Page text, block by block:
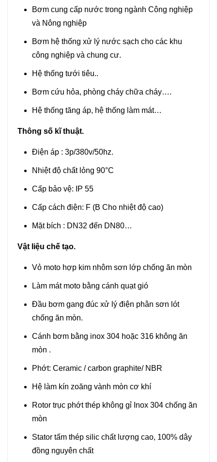
Bơm cung cấp nước trong ngành Công nghiệp
và Nông nghiệp
Bơm hệ thống xử lý nước sạch cho các khu
công nghiệp và chung cư.
Hệ thống tưới tiêu..
Bơm cứu hỏa, phòng cháy chữa cháy….
Hệ thống tăng áp, hệ thống làm mát…
Thông số kĩ thuật.
Điện áp : 3p/380v/50hz.
Nhiệt độ chất lỏng 90°C
Cấp bảo vệ: IP 55
Cấp cách điện: F (B Cho nhiệt độ cao)
Mặt bích : DN32 đến DN80…
Vật liệu chế tạo.
Vỏ moto hợp kim nhôm sơn lớp chống ăn mòn
Làm mát moto bằng cánh quạt gió
Đầu bơm gang đúc xử lý điện phân sơn lót
chống ăn mòn.
Cánh bơm bằng inox 304 hoặc 316 không ăn
mòn .
Phớt: Ceramic / carbon graphite/ NBR
Hệ làm kín zoăng vành mòn cơ khí
Rotor trục phớt thép không gỉ Inox 304 chống ăn
mòn
Stator tấm thép silic chất lượng cao, 100% dây
đồng nguyên chất